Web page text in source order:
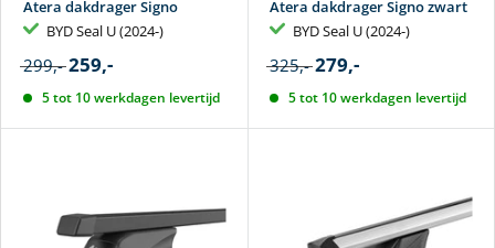
Atera dakdrager Signo
BYD Seal U (2024-)
299,- 259,-
5 tot 10 werkdagen levertijd
Atera dakdrager Signo zwart
BYD Seal U (2024-)
325,- 279,-
5 tot 10 werkdagen levertijd